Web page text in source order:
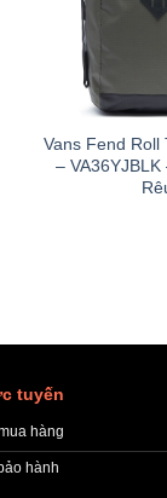
Vans Fend Roll
–
tuyến
hàng
hành